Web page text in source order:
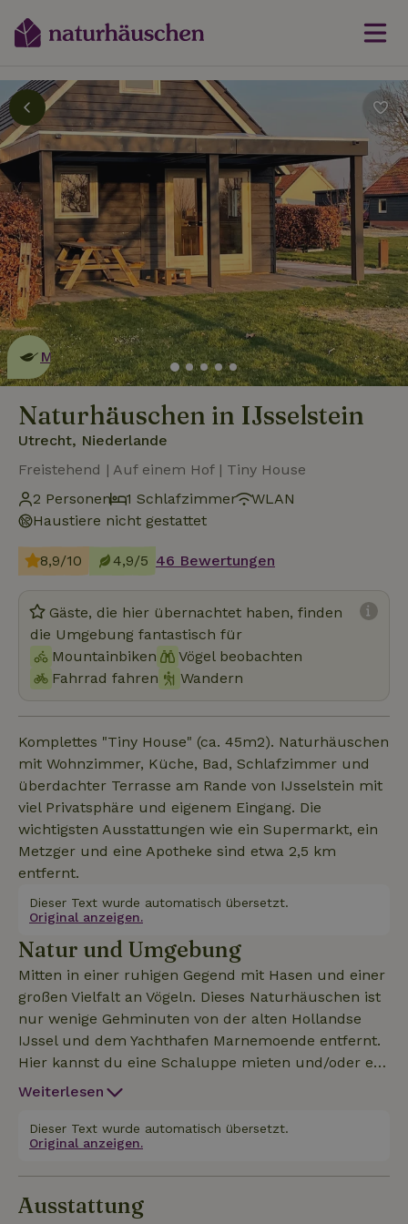
Dies ist ein
umweltschonendes
Naturhäuschen
Mehr erfahren
Naturhäuschen in IJsselstein
Utrecht, Niederlande
Freistehend | Auf einem Hof | Tiny House
2 Personen
1 Schlafzimmer
WLAN
Haustiere nicht gestattet
8,9/10 4,9/5 46 Bewertungen
Gäste, die hier übernachtet haben, finden
die Umgebung fantastisch für
Mountainbiken
Vögel beobachten
Fahrrad fahren
Wandern
Komplettes "Tiny House" (ca. 45m2). Naturhäuschen
mit Wohnzimmer, Küche, Bad, Schlafzimmer und
überdachter Terrasse am Rande von IJsselstein mit
viel Privatsphäre und eigenem Eingang. Die
wichtigsten Ausstattungen wie ein Supermarkt, ein
Metzger und eine Apotheke sind etwa 2,5 km
entfernt.
Dieser Text wurde automatisch übersetzt.
Original anzeigen.
Natur und Umgebung
Mitten in einer ruhigen Gegend mit Hasen und einer
großen Vielfalt an Vögeln. Dieses Naturhäuschen ist
nur wenige Gehminuten von der alten Hollandse
IJssel und dem Yachthafen Marnemoende entfernt.
Hier kannst du eine Schaluppe mieten und/oder ein
leckeres Abendessen in Rivers Restaurant genießen.
zwischen dem Lek und der Hollandse IJssel über
die vielen Rad- und Wanderwege. Im Umkreis von
3,5 km befindet sich das historische Herz der
Festungsstadt IJsselstein, einer gemütlichen und
lebendigen Stadt mit reicher Geschichte, und auch
Weiterlesen
Dieser Text wurde automatisch übersetzt.
Original anzeigen.
Ausstattung